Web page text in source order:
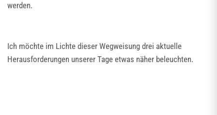
werden.
Ich möchte im Lichte dieser Wegweisung drei aktuelle
Herausforderungen unserer Tage etwas näher beleuchten.